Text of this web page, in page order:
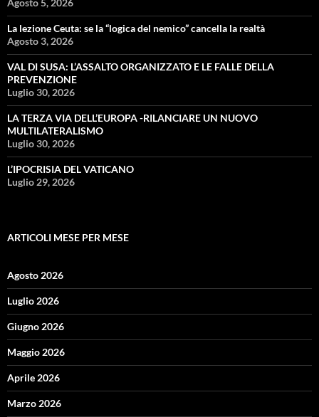
Agosto 5, 2026
La lezione Ceuta: se la “logica del nemico” cancella la realtà
Agosto 3, 2026
VAL DI SUSA: L’ASSALTO ORGANIZZATO E LE FALLE DELLA
PREVENZIONE
Luglio 30, 2026
LA TERZA VIA DELL’EUROPA -RILANCIARE UN NUOVO
MULTILATERALISMO
Luglio 30, 2026
L’IPOCRISIA DEL VATICANO
Luglio 29, 2026
ARTICOLI MESE PER MESE
Agosto 2026
Luglio 2026
Giugno 2026
Maggio 2026
Aprile 2026
Marzo 2026